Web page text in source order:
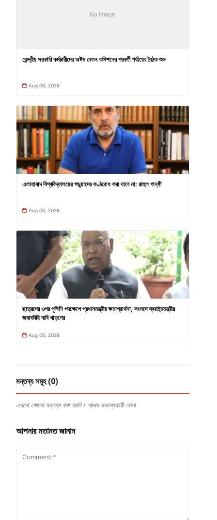
কেন্দ্রীয় সরকারি কর্মচারীদের অষ্টম বেতন কমিশনের পরবর্তী পর্যায়ের বৈঠক শুরু
Aug 06, 2026
এলাহাবাদ বিশ্ববিদ্যালয়ের পড়ুয়াদের কণ্ঠরোধ করা যাবে না: রাহুল গান্ধী
Aug 06, 2026
ছাত্রদের ওপর পুলিশি পদক্ষেপে প্রধানমন্ত্রীর ক্ষমাপ্রার্থনা, সংসদে স্বরাষ্ট্রমন্ত্রীর
জবাবদিহি দাবি খাড়গের
Aug 06, 2026
মন্তব্য সমূহ (0)
এখনো কোনো মন্তব্য করা হয়নি। প্রথম মন্তব্যকারী হোন!
আপনার মতামত জানান